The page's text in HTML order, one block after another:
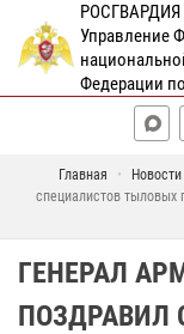
РОСГВАРДИЯ
Управление
Федерации
Главная Новости
специалистов тыловых
ГЕНЕРАЛ
ПОЗДРАВИЛ